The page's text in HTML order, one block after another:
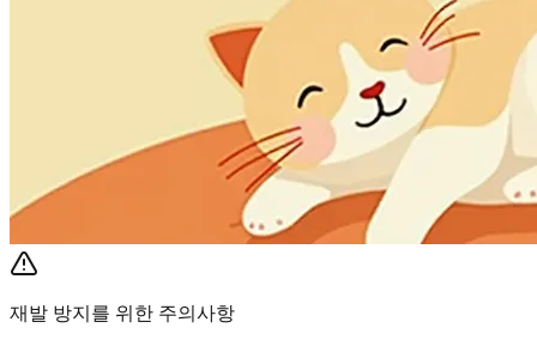
재발 방지를 위한 주의사항